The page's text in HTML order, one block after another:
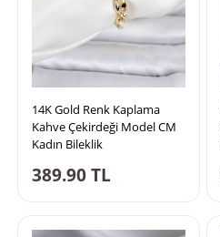
14K Gold Renk Kaplama
Kahve Çekirdeği Model CM
Kadın Bileklik
389.90TL